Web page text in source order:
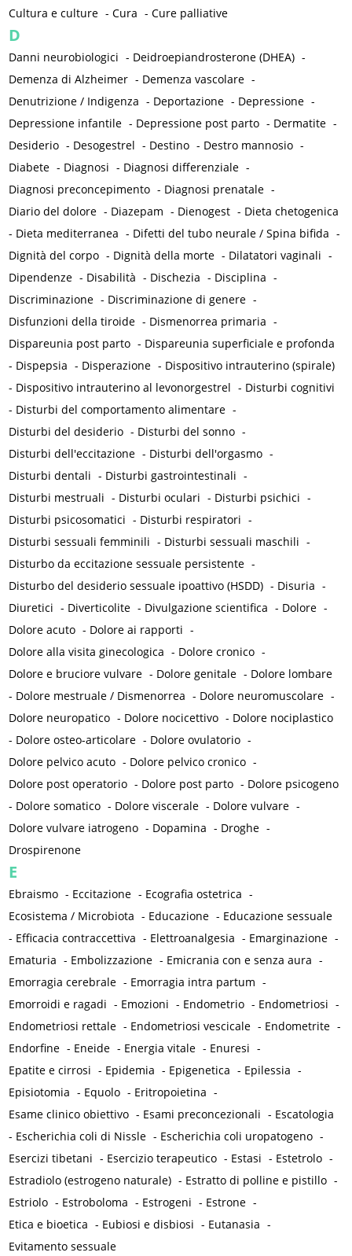
Cultura e culture -Cura -Cure palliative
D
Danni neurobiologici - Deidroepiandrosterone (DHEA) -
Demenza di Alzheimer - Demenza vascolare -
Denutrizione / Indigenza - Deportazione - Depressione -
Depressione infantile - Depressione post parto - Dermatite -
Desiderio - Desogestrel - Destino - Destro mannosio -
Diabete - Diagnosi - Diagnosi differenziale -
Diagnosi preconcepimento - Diagnosi prenatale -
Diario del dolore - Diazepam - Dienogest - Dieta chetogenica
- Dieta mediterranea - Difetti del tubo neurale / Spina bifida -
Dignità del corpo - Dignità della morte - Dilatatori vaginali -
Dipendenze - Disabilità - Dischezia - Disciplina -
Discriminazione - Discriminazione di genere -
Disfunzioni della tiroide - Dismenorrea primaria -
Dispareunia post parto - Dispareunia superficiale e profonda
- Dispepsia - Disperazione - Dispositivo intrauterino (spirale)
- Dispositivo intrauterino al levonorgestrel - Disturbi cognitivi
- Disturbi del comportamento alimentare -
Disturbi del desiderio - Disturbi del sonno -
Disturbi dell'eccitazione - Disturbi dell'orgasmo -
Disturbi dentali - Disturbi gastrointestinali -
Disturbi mestruali - Disturbi oculari - Disturbi psichici -
Disturbi psicosomatici - Disturbi respiratori -
Disturbi sessuali femminili - Disturbi sessuali maschili -
Disturbo da eccitazione sessuale persistente -
Disturbo del desiderio sessuale ipoattivo (HSDD) - Disuria -
Diuretici - Diverticolite - Divulgazione scientifica - Dolore -
Dolore acuto - Dolore ai rapporti -
Dolore alla visita ginecologica - Dolore cronico -
Dolore e bruciore vulvare - Dolore genitale - Dolore lombare
- Dolore mestruale / Dismenorrea - Dolore neuromuscolare -
Dolore neuropatico - Dolore nocicettivo - Dolore nociplastico
- Dolore osteo-articolare - Dolore ovulatorio -
Dolore pelvico acuto - Dolore pelvico cronico -
Dolore post operatorio - Dolore post parto - Dolore psicogeno
- Dolore somatico - Dolore viscerale - Dolore vulvare -
Dolore vulvare iatrogeno - Dopamina - Droghe -
Drospirenone
E
Ebraismo - Eccitazione - Ecografia ostetrica -
Ecosistema / Microbiota - Educazione - Educazione sessuale
- Efficacia contraccettiva - Elettroanalgesia - Emarginazione -
Ematuria - Embolizzazione - Emicrania con e senza aura -
Emorragia cerebrale - Emorragia intra partum -
Emorroidi e ragadi - Emozioni - Endometrio - Endometriosi -
Endometriosi rettale - Endometriosi vescicale - Endometrite -
Endorfine - Eneide - Energia vitale - Enuresi -
Epatite e cirrosi - Epidemia - Epigenetica - Epilessia -
Episiotomia - Equolo - Eritropoietina -
Esame clinico obiettivo - Esami preconcezionali - Escatologia
- Escherichia coli di Nissle - Escherichia coli uropatogeno -
Esercizi tibetani - Esercizio terapeutico - Estasi - Estetrolo -
Estradiolo (estrogeno naturale) - Estratto di polline e pistillo -
Estriolo - Estroboloma - Estrogeni - Estrone -
Etica e bioetica - Eubiosi e disbiosi - Eutanasia -
Evitamento sessuale